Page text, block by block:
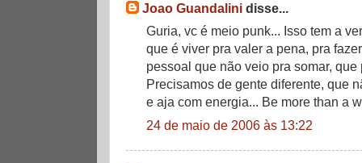
Joao Guandalini disse...
Guria, vc é meio punk... Isso tem a
que é viver pra valer a pena, pra
pessoal que não veio pra somar,
Precisamos de gente diferente, que
e aja com energia... Be more than a
24 de maio de 2006 às 13:22